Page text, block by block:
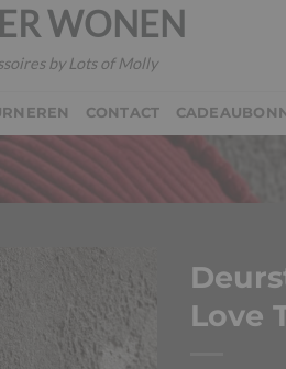
WONEN
by Lots of Molly
CONTACT
Love